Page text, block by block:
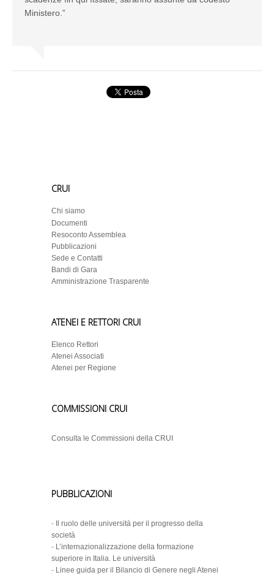
Ministero.”
CRUI
Chi siamo
Documenti
Resoconto Assemblea
Pubblicazioni
Sede e Contatti
Bandi di Gara
Amministrazione Trasparente
ATENEI E RETTORI CRUI
Elenco Rettori
Atenei Associati
Atenei per Regione
COMMISSIONI CRUI
Consulta le Commissioni della CRUI
PUBBLICAZIONI
-
Il ruolo delle università per il progresso della
società
- L’internazionalizzazione della formazione
superiore in Italia. Le università
- Linee guida per il Bilancio di Genere negli Atenei